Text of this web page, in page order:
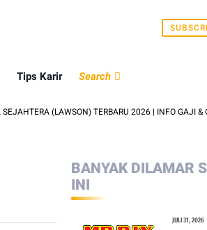
Tips Karir Search
(LAWSON) TERBARU 2026 | INFO GAJI & CARA
BANYAK DILAMAR
INI
JULI 31, 2026